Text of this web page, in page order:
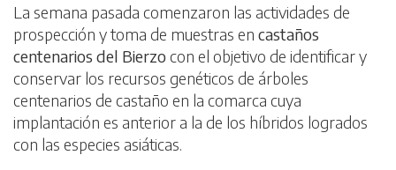
La semana pasada comenzaron las actividades de
prospección y toma de muestras en castaños
centenarios del Bierzo con el objetivo de identificar y
conservar los recursos genéticos de árboles
centenarios de castaño en la comarca cuya
implantación es anterior a la de los híbridos logrados
con las especies asiáticas.